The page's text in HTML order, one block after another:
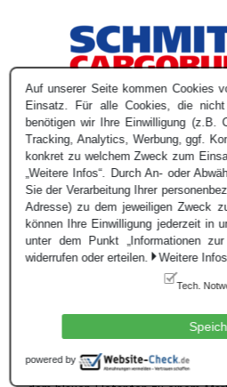
Schmitz Cargobull AG ist der
Sattelauflieger und Aufbauten im
Nutzfahrzeuge. 1892 wurde das
im Münsterland gegründet. Der
Angebot von zuverlässigen und
Transportgewerbe, haben den
Auf unserer Seite kommen Cookies
Einsatz. Für alle Cookies, die nicht
benötigen wir Ihre Einwilligung (z.B.
Tracking, Analytics, Werbung, ggf.
konkret zu welchem Zweck zum
„Weitere Infos“. Durch An- oder
Sie der Verarbeitung Ihrer
Adresse) zu dem jeweiligen Zweck
können Ihre Einwilligung jederzeit in
unter dem Punkt „Informationen
widerrufen oder erteilen. Weitere Infos
Tech.
powered by